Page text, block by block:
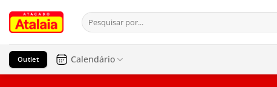
para
conteúdo
Pesquisar
por:
Outlet Calendário